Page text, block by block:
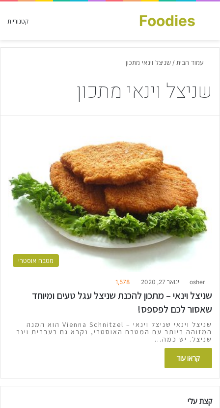
קטגוריות Foodies
חפש עבור
עמוד הבית / שניצל וינאי מתכון
שניצל וינאי מתכון
מטבח אוסטרי
osher ינואר 27, 2020 1,578
שניצל וינאי – מתכון להכנת שניצל עגל טעים ומיוחד
שאסור לכם לפספס!
שניצל וינאי שניצל וינאי – Vienna Schnitzel הוא המנה
המזוהה ביותר עם המטבח האוסטרי, נקרא גם בעברית וינר
שניצל. יש כמה…
קראו עוד
קצת עלי